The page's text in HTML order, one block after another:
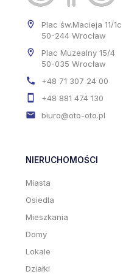
Plac św.Macieja 11/1c
50-244 Wrocław
Plac Muzealny 15/4
50-035 Wrocław
+48 71 307 24 00
+48 881 474 130
biuro@oto-oto.pl
NIERUCHOMOŚCI
Miasta
Osiedla
Mieszkania
Domy
Lokale
Działki